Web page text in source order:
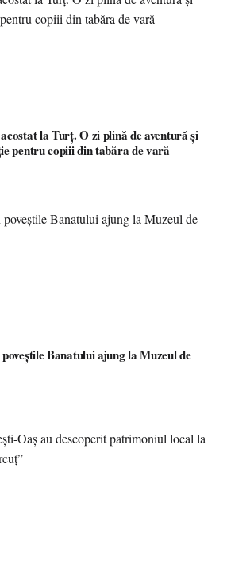
la Turț. O zi plină de aventură și
pentru copiii din tabăra de vară
Banatului ajung la Muzeul de